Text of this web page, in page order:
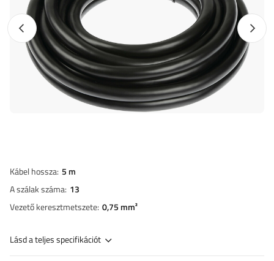
Előző fotó
Kábel hossza 5 m
A szálak száma 13
Vezető keresztmetszete 0,75 mm²
Lásd a teljes specifikációt